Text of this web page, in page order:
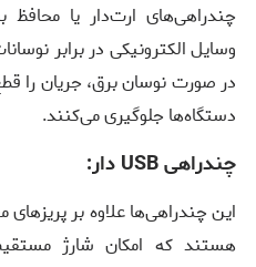
چندراهی‌های ارت‌دار یا محافظ
وسایل الکترونیکی در برابر
در صورت نوسان برق، جریان را
دستگاه‌ها جلوگیری می‌کنند.
چندراهی USB دار: